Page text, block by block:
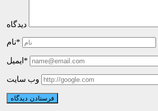
دیدگاه
نام*
ایمیل*
وب سایت